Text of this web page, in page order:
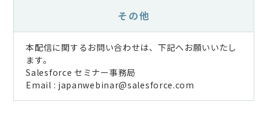
その他
本配信に関するお問い合わせは、下記へお願いいたし
ます。
Salesforce セミナー事務局
Email : japanwebinar@salesforce.com